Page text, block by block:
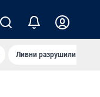
Ливни разрушили